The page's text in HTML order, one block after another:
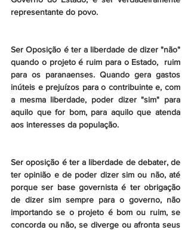
representante do povo.
Ser Oposição é ter a liberdade de dizer "não"
quando o projeto é ruim para o Estado,  ruim
para os paranaenses. Quando gera gastos
inúteis e prejuízos para o contribuinte e, com
a mesma liberdade, poder dizer "sim" para
aquilo que for bom, para aquilo que atenda
aos interesses da população.
Ser oposição é ter a liberdade de debater, de
ter opinião e de poder dizer sim ou não, até
porque ser base governista é ter obrigação
de dizer sim sempre para o governo, não
importando se o projeto é bom ou ruim, se
concorda ou não, se diverge ou afronta seus